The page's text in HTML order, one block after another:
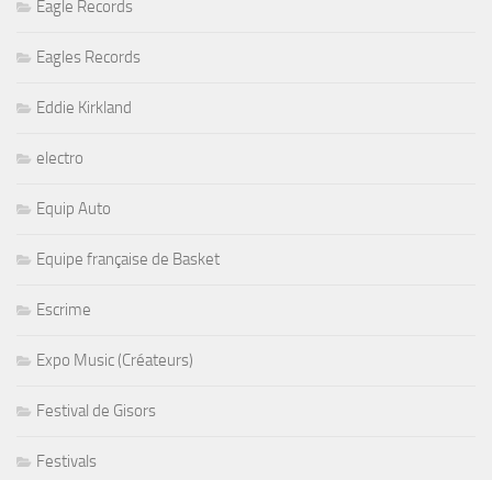
Eagle Records
Eagles Records
Eddie Kirkland
electro
Equip Auto
Equipe française de Basket
Escrime
Expo Music (Créateurs)
Festival de Gisors
Festivals